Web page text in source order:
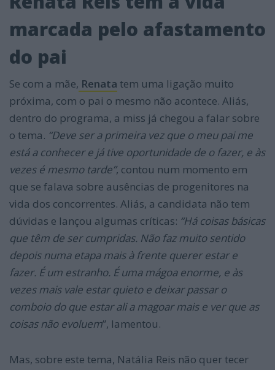
marcada pelo afastamento
do pai
Se com a mãe, Renata tem uma ligação muito
próxima, com o pai o mesmo não acontece. Aliás,
dentro do programa, a miss já chegou a falar sobre
o tema. “Deve ser a primeira vez que o meu pai me
está a conhecer e já tive oportunidade de o fazer, e às
vezes é mesmo tarde”, contou num momento em
que se falava sobre ausências de progenitores na
vida dos concorrentes. Aliás, a candidata não tem
dúvidas e lançou algumas críticas: “Há coisas básicas
que têm de ser cumpridas. Não faz muito sentido
depois numa etapa mais à frente querer estar e
fazer. É um estranho. É uma mágoa enorme, e às
vezes mais vale estar quieto e deixar passar o
comboio do que estar ali a magoar mais e ver que as
coisas não evoluem”, lamentou.
Mas, sobre este tema, Natália Reis não quer tecer